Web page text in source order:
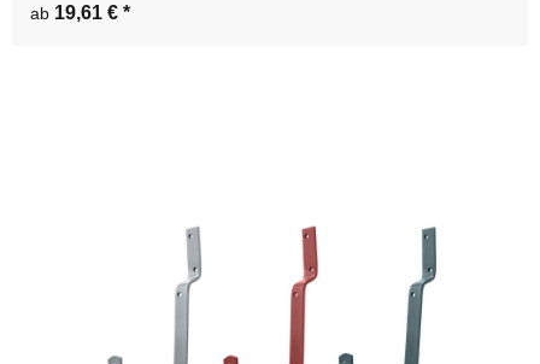
ab 19,61 € *